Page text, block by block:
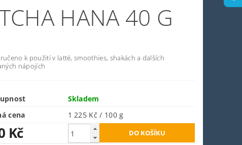
PRO SPORTOVCEHANA 40 G
k použití v latté, smoothies, shakách a dalších
nápojích
Skladem
cena
1 225 Kč / 100 g
Kč